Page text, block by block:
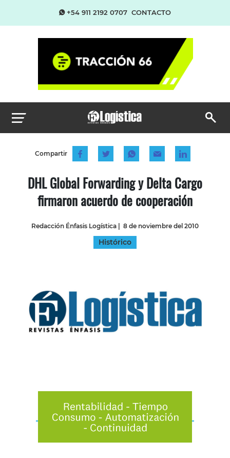
+54 911 2192 0707 CONTACTO
Compartir
DHL Global Forwarding y Delta Cargo
firmaron acuerdo de cooperación
Redacción Énfasis Logística | 8 de noviembre del 2010
Histórico